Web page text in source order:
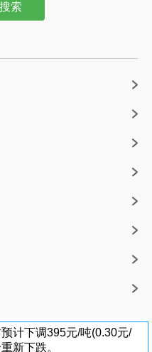
索
计下调395元/吨(0.30元/
新下跌。